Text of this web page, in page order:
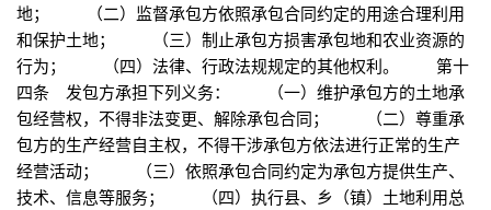
地； （二）监督承包方依照承包合同约定的用途合理利用
和保护土地； （三）制止承包方损害承包地和农业资源的
行为； （四）法律、行政法规规定的其他权利。 第十
四条 发包方承担下列义务： （一）维护承包方的土地承
包经营权，不得非法变更、解除承包合同； （二）尊重承
包方的生产经营自主权，不得干涉承包方依法进行正常的生产
经营活动； （三）依照承包合同约定为承包方提供生产、
技术、信息等服务； （四）执行县、乡（镇）土地利用总